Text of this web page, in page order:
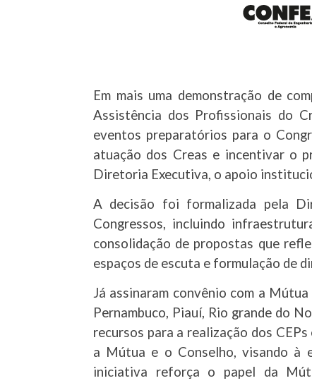
Em mais uma demonstração de
Assistência dos Profissionais do
eventos preparatórios para o
atuação dos Creas e incentivar o
Diretoria Executiva, o apoio
A decisão foi formalizada pela
Congressos, incluindo
consolidação de propostas que
espaços de escuta e formulação de
Já assinaram convênio com a
Pernambuco, Piauí, Rio grande do
recursos para a realização dos
a Mútua e o Conselho, visando à
iniciativa reforça o papel da